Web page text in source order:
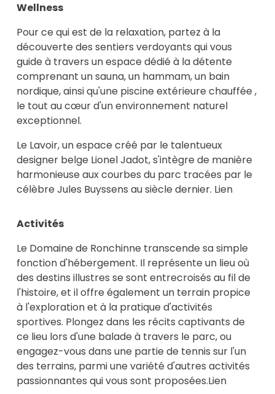
Wellness
Pour ce qui est de la relaxation, partez à la
découverte des sentiers verdoyants qui vous
guide à travers un espace dédié à la détente
comprenant un sauna, un hammam, un bain
nordique, ainsi qu'une piscine extérieure chauffée ,
le tout au cœur d'un environnement naturel
exceptionnel.
Le Lavoir, un espace créé par le talentueux
designer belge Lionel Jadot, s'intègre de manière
harmonieuse aux courbes du parc tracées par le
célèbre Jules Buyssens au siècle dernier. Lien
Activités
Le Domaine de Ronchinne transcende sa simple
fonction d'hébergement. Il représente un lieu où
des destins illustres se sont entrecroisés au fil de
l'histoire, et il offre également un terrain propice
à l'exploration et à la pratique d'activités
sportives. Plongez dans les récits captivants de
ce lieu lors d'une balade à travers le parc, ou
engagez-vous dans une partie de tennis sur l'un
des terrains, parmi une variété d'autres activités
passionnantes qui vous sont proposées.Lien